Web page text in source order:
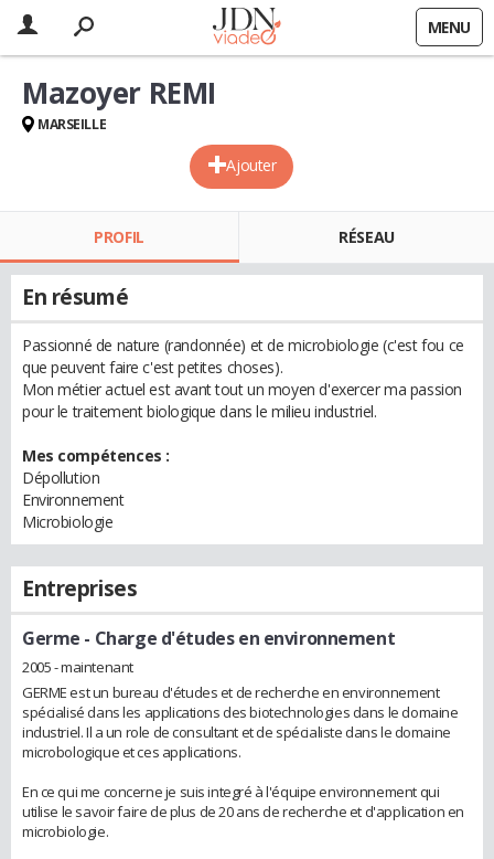
MENU
Ajouter
Mazoyer REMI
MARSEILLE
PROFIL RÉSEAU
En résumé
Passionné de nature (randonnée) et de microbiologie (c'est fou ce
que peuvent faire c'est petites choses).
Mon métier actuel est avant tout un moyen d'exercer ma passion
pour le traitement biologique dans le milieu industriel.
Mes compétences :
Dépollution
Environnement
Microbiologie
Entreprises
Germe - Charge d'études en environnement
2005 - maintenant
GERME est un bureau d'études et de recherche en environnement
spécialisé dans les applications des biotechnologies dans le domaine
industriel. Il a un role de consultant et de spécialiste dans le domaine
microbologique et ces applications.
En ce qui me concerne je suis integré à l'équipe environnement qui
utilise le savoir faire de plus de 20 ans de recherche et d'application en
microbiologie.